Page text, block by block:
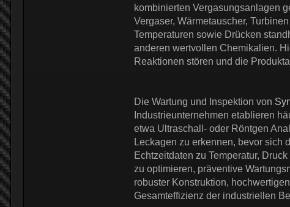
kombinierten Vergasungsanlagen
Vergaser, Wärmetauscher,
Temperaturen sowie Drücken
anderen wertvollen Chemikalien.
Reaktionen stören und die
Die Wartung und Inspektion von
Industrieunternehmen etablieren
etwa Ultraschall- oder Röntgen
Leckagen zu erkennen, bevor sich
Echtzeitdaten zu Temperatur,
zu optimieren, präventive
robuster Konstruktion,
Gesamteffizienz der industriellen